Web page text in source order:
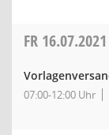
FR 16.07.2021
07:00-12:00 Uhr